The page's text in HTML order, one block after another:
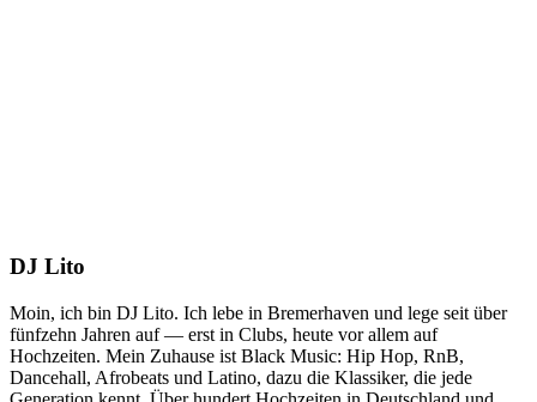
DJ Lito
Moin, ich bin DJ Lito. Ich lebe in Bremerhaven und lege seit über
fünfzehn Jahren auf — erst in Clubs, heute vor allem auf
Hochzeiten. Mein Zuhause ist Black Music: Hip Hop, RnB,
Dancehall, Afrobeats und Latino, dazu die Klassiker, die jede